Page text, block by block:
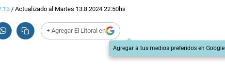
/ Actualizado al Martes 13.8.2024 22:50hs
+ Agregar El Litoral en
Agregar a tus medios preferidos en Google